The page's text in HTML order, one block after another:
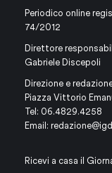
Periodico online
74/2012
Direttore
Gabriele Discepoli
Direzione e
Piazza Vittorio
Tel: 06.4829.4258
Email:
Ricevi a casa il